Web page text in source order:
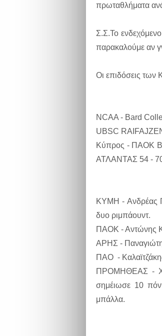
πρωταθλήματα
Σ.Σ.Το
παρακαλούμε αν
Οι επιδόσεις των
NCAA - Bard
UBSC
Κύπρος - ΠΑΟΚ
ΑΤΛΑΝΤΑΣ 54 -
ΚΥΜΗ - Ανδρέας
δυο ριμπάουντ.
ΠΑΟΚ - Αντώνης
ΑΡΗΣ -
ΠΑΟ -
ΠΡΟΜΗΘΕΑΣ -
σημέιωσε 10
μπάλλα.